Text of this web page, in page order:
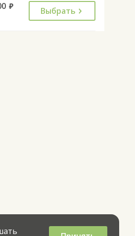
руб. Выбрать